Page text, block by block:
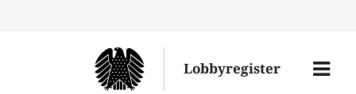
Lobbyregister
Menü